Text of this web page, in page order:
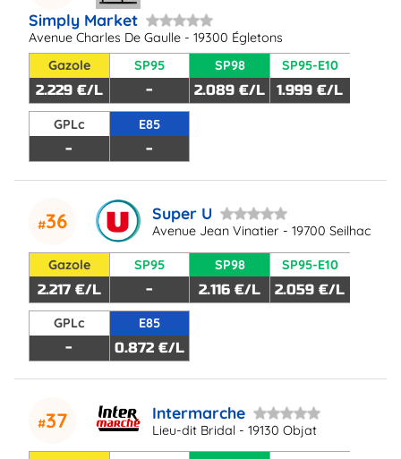
Simply Market
Avenue Charles De Gaulle - 19300 Égletons
Gazole
2.229 €/L
SP95
-
SP98
2.089 €/L
SP95-E10
1.999 €/L
GPLc
-
E85
-
36 Super U
Avenue Jean Vinatier - 19700 Seilhac
Gazole
2.217 €/L
SP95
-
SP98
2.116 €/L
SP95-E10
2.059 €/L
GPLc
-
E85
0.872 €/L
37 Intermarche
Lieu-dit Bridal - 19130 Objat